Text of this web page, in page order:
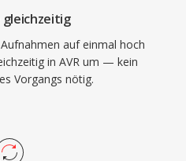
auf einmal hoch
in AVR um — kein
Vorgangs nötig.